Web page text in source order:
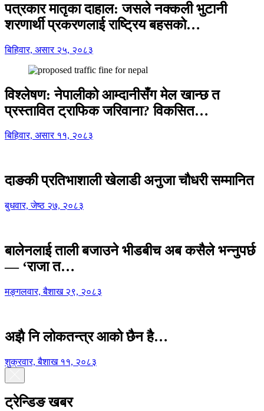
पत्रकार मातृका दाहाल: जसले नक्कली भुटानी
शरणार्थी प्रकरणलाई राष्ट्रिय बहसको…
बिहिवार, असार २५, २०८३
विश्लेषण: नेपालीको आम्दानीसँग मेल खान्छ त
प्रस्तावित ट्राफिक जरिवाना? विकसित…
बिहिवार, असार ११, २०८३
दाङकी प्रतिभाशाली खेलाडी अनुजा चौधरी सम्मानित
बुधवार, जेष्ठ २७, २०८३
बालेनलाई ताली बजाउने भीडबीच अब कसैले भन्नुपर्छ
— ‘राजा त…
मङ्गलवार, बैशाख २९, २०८३
अझै नि लोकतन्त्र आको छैन है…
शुक्रवार, बैशाख ११, २०८३
ट्रेन्डिङ खबर